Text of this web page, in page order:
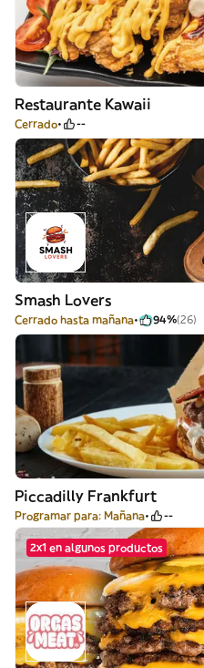
Restaurante Kawaii
Cerrado --
Smash Lovers
Cerrado hasta mañana 94%(26)
Piccadilly Frankfurt
Programar para: Mañana --
2x1 en algunos productos